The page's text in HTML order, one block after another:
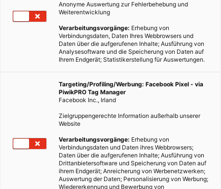
MOBILITÄT
Anonyme Auswertung zur Fehlerbehebung und
Weiterentwicklung
Verarbeitungsvorgänge: Erhebung von
Verbindungsdaten, Daten Ihres Webbrowsers und
Daten über die aufgerufenen Inhalte; Ausführung von
Analysesoftware und die Speicherung von Daten auf
Ihrem Endgerät; Statistikerstellung für Auswertungen.
Targeting/Profiling/Werbung: Facebook Pixel - via
PiwikPRO Tag Manager
Facebook Inc., Irland
Zielgruppengerechte Information außerhalb unserer
Website
Verarbeitungsvorgänge: Erhebung von
Verbindungsdaten und Daten ihres Webbrowsers;
Daten über die aufgerufenen Inhalte; Ausführung von
Drittanbietersoftware und Speicherung von Daten auf
ihrem Endgerät; Anreicherung von Werbenetzwerken;
Auswertung der Daten; Personalisierung von Werbung;
Wiedererkennung und Bewerbung von